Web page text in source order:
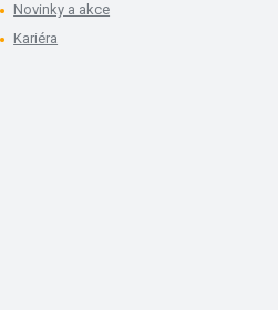
Novinky a akce
Kariéra